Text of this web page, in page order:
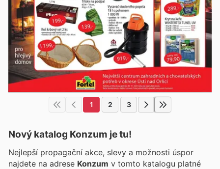
1 2 3
Nový katalog Konzum je tu!
Nejlepší propagační akce, slevy a možnosti úspor
najdete na adrese Konzum v tomto katalogu platné